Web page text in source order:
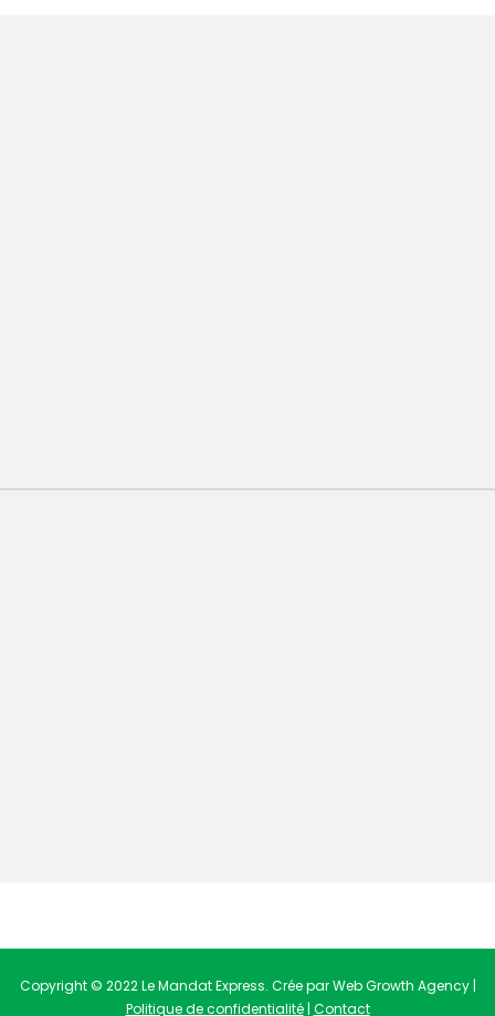
Copyright © 2022 Le Mandat Express. Crée par Web Growth Agency |
Politique de confidentialité| Contact